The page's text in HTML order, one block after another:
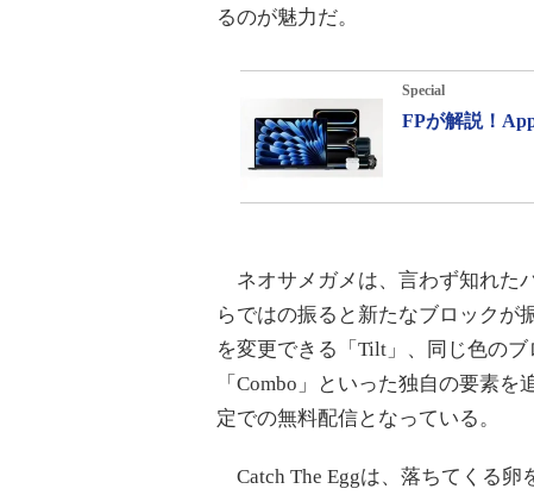
るのが魅力だ。
Special
FPが解説！
ネオサメガメは、言わず知れた
らではの振ると新たなブロックが
を変更できる「Tilt」、同じ色の
「Combo」といった独自の要素
定での無料配信となっている。
Catch The Eggは、落ちてくる